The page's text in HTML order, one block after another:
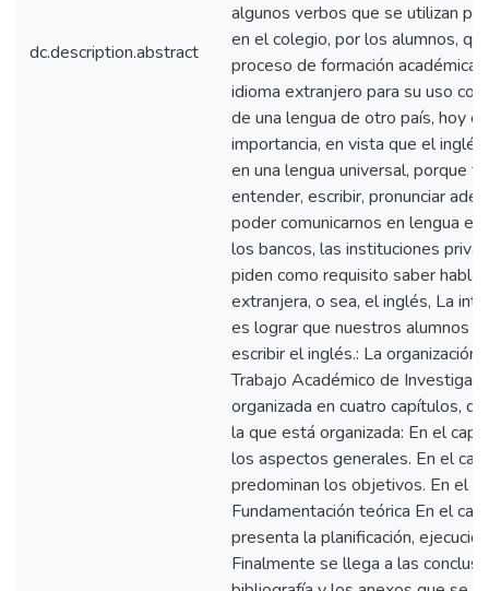
dc.description.abstract
algunos verbos que se utilizan
en el colegio, por los alumnos,
proceso de formación académica,
idioma extranjero para su uso
de una lengua de otro país, hoy
importancia, en vista que el
en una lengua universal, porque
entender, escribir, pronunciar
poder comunicarnos en lengua
los bancos, las instituciones
piden como requisito saber
extranjera, o sea, el inglés, La
es lograr que nuestros alumnos
escribir el inglés.: La
Trabajo Académico de
organizada en cuatro capítulos,
la que está organizada: En el
los aspectos generales. En el
predominan los objetivos. En el
Fundamentación teórica En el
presenta la planificación,
Finalmente se llega a las